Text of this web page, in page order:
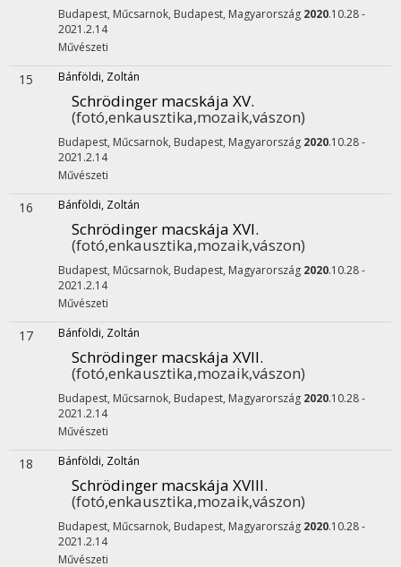
Budapest, Műcsarnok, Budapest, Magyarország 2020.10.28 -
2021.2.14
Művészeti
15 Bánföldi, Zoltán
Schrödinger macskája XV.
(fotó,enkausztika,mozaik,vászon)
Budapest, Műcsarnok, Budapest, Magyarország 2020.10.28 -
2021.2.14
Művészeti
16 Bánföldi, Zoltán
Schrödinger macskája XVI.
(fotó,enkausztika,mozaik,vászon)
Budapest, Műcsarnok, Budapest, Magyarország 2020.10.28 -
2021.2.14
Művészeti
17 Bánföldi, Zoltán
Schrödinger macskája XVII.
(fotó,enkausztika,mozaik,vászon)
Budapest, Műcsarnok, Budapest, Magyarország 2020.10.28 -
2021.2.14
Művészeti
18 Bánföldi, Zoltán
Schrödinger macskája XVIII.
(fotó,enkausztika,mozaik,vászon)
Budapest, Műcsarnok, Budapest, Magyarország 2020.10.28 -
2021.2.14
Művészeti